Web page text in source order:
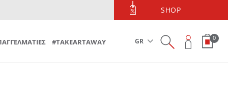
ΤΗΛΕΦΩΝΙΚΕΣ ΠΑΡΑΓΓΕΛΙΕΣ
Τηλεφωνικές Παραγγελίες 213 090 5600SHOP
#TAKEARTAWAY GR 0